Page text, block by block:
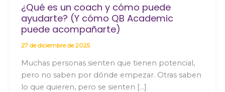
¿Qué es un coach y cómo puede
ayudarte? (Y cómo QB Academic
puede acompañarte)
27 de diciembre de 2025
Muchas personas sienten que tienen potencial,
pero no saben por dónde empezar. Otras saben
lo que quieren, pero se sienten […]